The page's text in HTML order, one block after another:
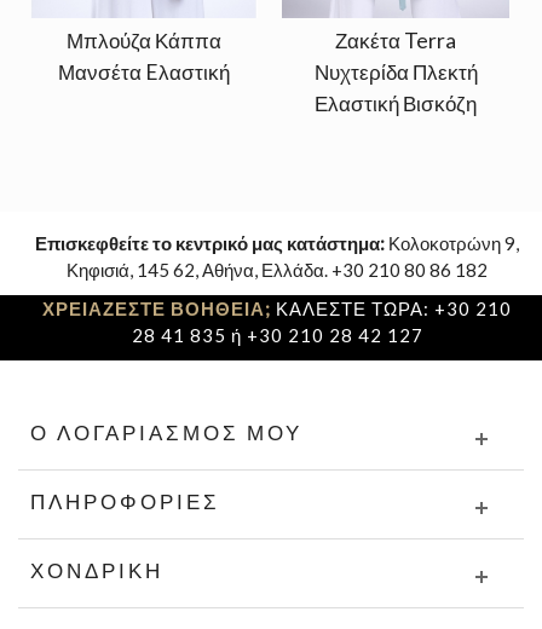
Μπλούζα Κάππα
Μανσέτα Eλαστική
Ζακέτα Terra
Νυχτερίδα Πλεκτή
Ελαστική Βισκόζη
Επισκεφθείτε το κεντρικό μας κατάστημα: Κολοκοτρώνη 9,
Κηφισιά, 145 62, Αθήνα, Ελλάδα. +30 210 80 86 182
ΧΡΕΙΑΖΕΣΤΕ ΒΟΗΘΕΙΑ; ΚΑΛΕΣΤΕ ΤΩΡΑ: +30 210
28 41 835 ή +30 210 28 42 127
Ο ΛΟΓΑΡΙΑΣΜΌΣ ΜΟΥ
ΠΛΗΡΟΦΟΡΊΕΣ
ΧΟΝΔΡΙΚΉ